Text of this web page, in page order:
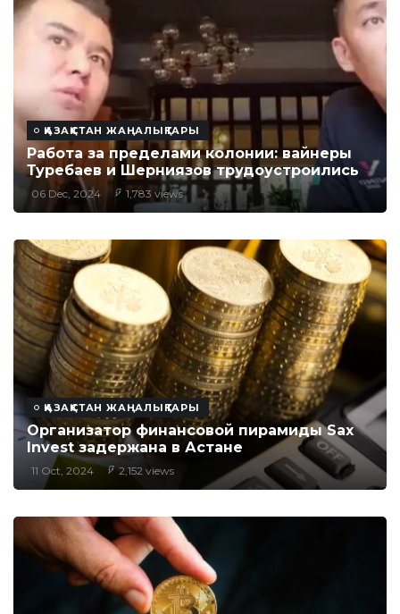
ҚАЗАҚСТАН ЖАҢАЛЫҚТАРЫ
Работа за пределами колонии: вайнеры
Туребаев и Шерниязов трудоустроились
06 Dec, 2024 1,783 views
ҚАЗАҚСТАН ЖАҢАЛЫҚТАРЫ
Организатор финансовой пирамиды Sax
Invest задержана в Астане
11 Oct, 2024 2,152 views